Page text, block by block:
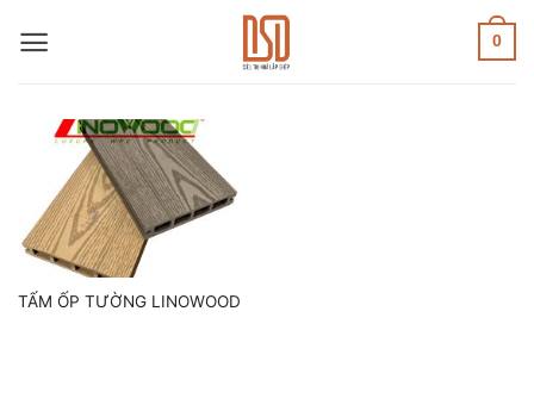
0
TẤM ỐP TƯỜNG LINOWOOD